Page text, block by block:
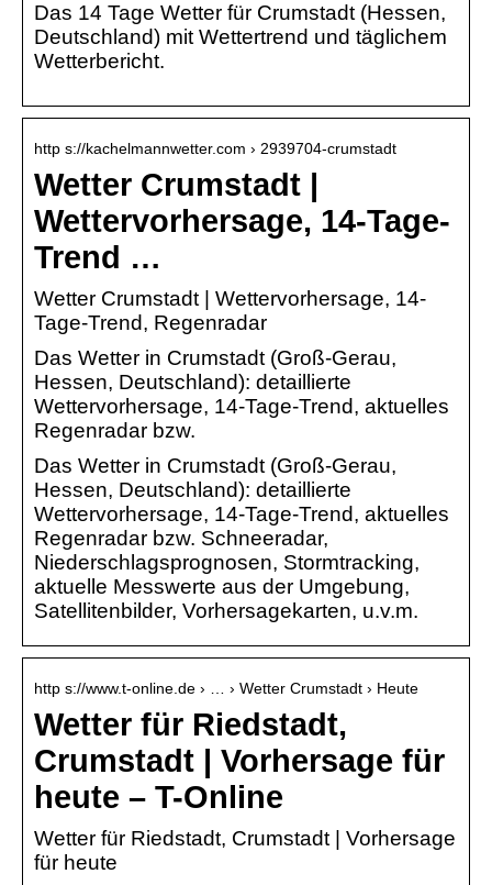
Das 14 Tage Wetter für Crumstadt (Hessen,
Deutschland) mit Wettertrend und täglichem
Wetterbericht.
http s://kachelmannwetter.com › 2939704-crumstadt
Wetter Crumstadt |
Wettervorhersage, 14-Tage-
Trend …
Wetter Crumstadt | Wettervorhersage, 14-
Tage-Trend, Regenradar
Das Wetter in Crumstadt (Groß-Gerau,
Hessen, Deutschland): detaillierte
Wettervorhersage, 14-Tage-Trend, aktuelles
Regenradar bzw.
Das Wetter in Crumstadt (Groß-Gerau,
Hessen, Deutschland): detaillierte
Wettervorhersage, 14-Tage-Trend, aktuelles
Regenradar bzw. Schneeradar,
Niederschlagsprognosen, Stormtracking,
aktuelle Messwerte aus der Umgebung,
Satellitenbilder, Vorhersagekarten, u.v.m.
http s://www.t-online.de › … › Wetter Crumstadt › Heute
Wetter für Riedstadt,
Crumstadt | Vorhersage für
heute – T-Online
Wetter für Riedstadt, Crumstadt | Vorhersage
für heute